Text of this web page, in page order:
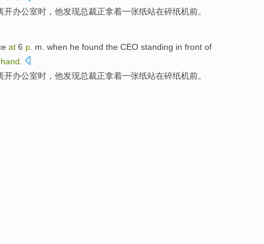
开办公室时， 他发现总裁正拿着一张纸站在碎纸机前。
at 6 p . m. when he found the CEO standing in front of
hand
开办公室时， 他发现总裁正拿着一张纸站在碎纸机前。